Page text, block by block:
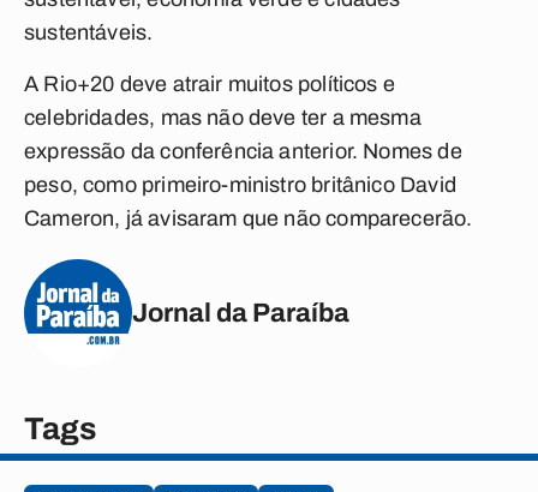
sustentáveis.
A Rio+20 deve atrair muitos políticos e
celebridades, mas não deve ter a mesma
expressão da conferência anterior. Nomes de
peso, como primeiro-ministro britânico David
Cameron, já avisaram que não comparecerão.
Jornal da Paraíba
Tags